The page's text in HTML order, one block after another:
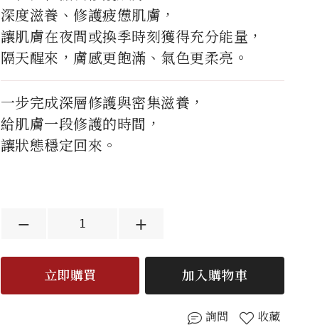
深度滋養、修護疲憊肌膚，
讓肌膚在夜間或換季時刻獲得充分能量，
隔天醒來，膚感更飽滿、氣色更柔亮。
一步完成深層修護與密集滋養，
給肌膚一段修護的時間，
讓狀態穩定回來。
立即購買 加入購物車
詢問 收藏